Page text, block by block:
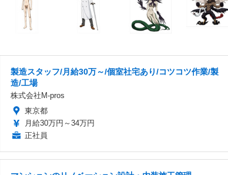
製造スタッフ/月給30万～/個室社宅あり/コツコツ作業/製
造/工場
株式会社M-pros
東京都
月給30万円～34万円
正社員